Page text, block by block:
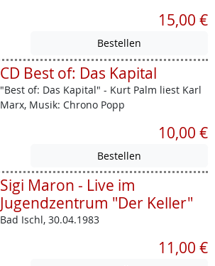
15,00 €
CD Best of: Das Kapital
"Best of: Das Kapital" - Kurt Palm liest Karl
Marx, Musik: Chrono Popp
10,00 €
Sigi Maron - Live im
Jugendzentrum "Der Keller"
Bad Ischl, 30.04.1983
11,00 €